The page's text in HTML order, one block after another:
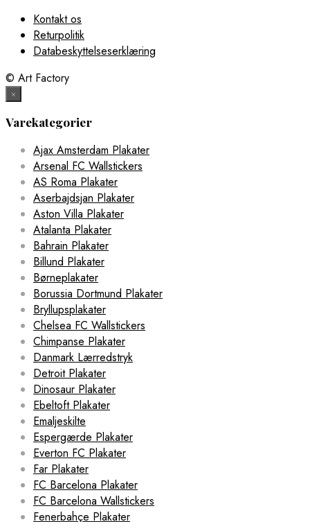
Kontakt os
Returpolitik
Databeskyttelseserklæring
© Art Factory
×
Varekategorier
Ajax Amsterdam Plakater
Arsenal FC Wallstickers
AS Roma Plakater
Aserbajdsjan Plakater
Aston Villa Plakater
Atalanta Plakater
Bahrain Plakater
Billund Plakater
Børneplakater
Borussia Dortmund Plakater
Bryllupsplakater
Chelsea FC Wallstickers
Chimpanse Plakater
Danmark Lærredstryk
Detroit Plakater
Dinosaur Plakater
Ebeltoft Plakater
Emaljeskilte
Espergærde Plakater
Everton FC Plakater
Far Plakater
FC Barcelona Plakater
FC Barcelona Wallstickers
Fenerbahçe Plakater